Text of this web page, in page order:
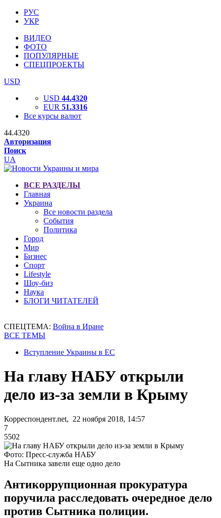
РУС
УКР
ВИДЕО
ФОТО
ПОПУЛЯРНЫЕ
СПЕЦПРОЕКТЫ
USD
USD 44.4320
EUR 51.3316
Все курсы валют
44.4320
Авторизация
Поиск
UA
ВСЕ РАЗДЕЛЫ
Главная
Украина
Все новости раздела
События
Политика
Город
Мир
Бизнес
Спорт
Lifestyle
Шоу-биз
Наука
БЛОГИ ЧИТАТЕЛЕЙ
СПЕЦТЕМА: Война в Иране
ВСЕ ТЕМЫ
Вступление Украины в ЕС
На главу НАБУ открыли
дело из-за земли в Крыму
Корреспондент.net, 22 ноября 2018, 14:57
7
5502
Фото: Пресс-служба НАБУ
На Сытника завели еще одно дело
Антикоррупционная прокуратура
поручила расследовать очередное дело
против Сытника полиции.